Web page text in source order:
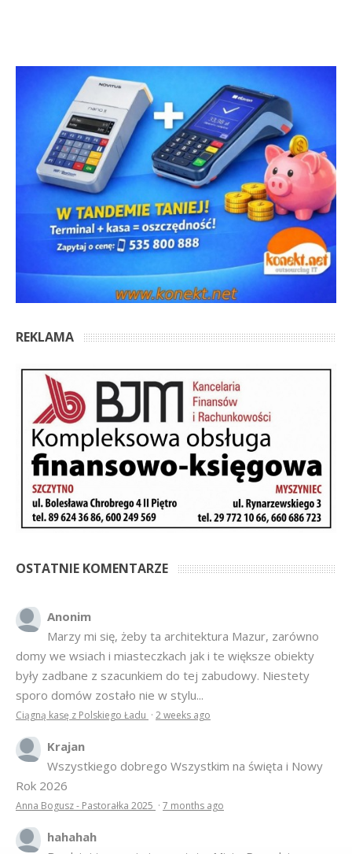
REKLAMA
OSTATNIE KOMENTARZE
Anonim
Marzy mi się, żeby ta architektura Mazur, zarówno
domy we wsiach i miasteczkach jak i te większe obiekty
były zadbane z szacunkiem do tej zabudowy. Niestety
sporo domów zostało nie w stylu...
Ciągną kasę z Polskiego Ładu · 2 weeks ago
Krajan
Wszystkiego dobrego Wszystkim na święta i Nowy
Rok 2026
Anna Bogusz - Pastorałka 2025 · 7 months ago
hahahah